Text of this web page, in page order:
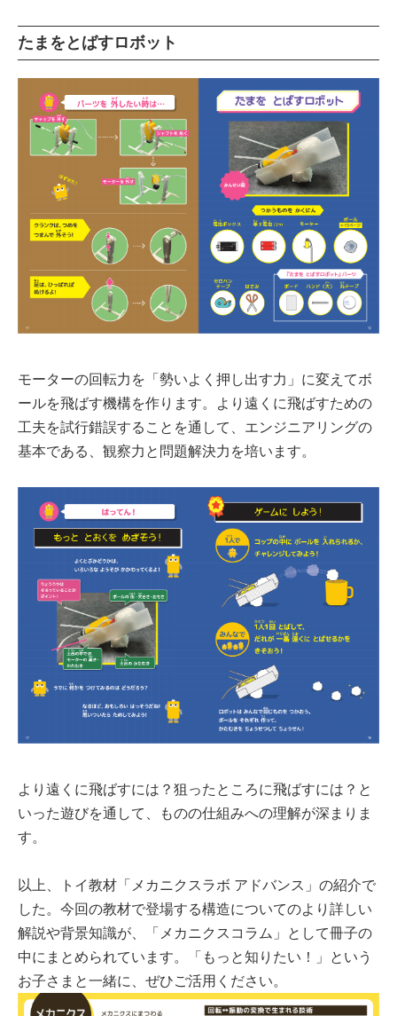
たまをとばすロボット
モーターの回転力を「勢いよく押し出す力」に変えてボ
ールを飛ばす機構を作ります。より遠くに飛ばすための
工夫を試行錯誤することを通して、エンジニアリングの
基本である、観察力と問題解決力を培います。
より遠くに飛ばすには？狙ったところに飛ばすには？と
いった遊びを通して、ものの仕組みへの理解が深まりま
す。
以上、トイ教材「メカニクスラボ アドバンス」の紹介で
した。今回の教材で登場する構造についてのより詳しい
解説や背景知識が、「メカニクスコラム」として冊子の
中にまとめられています。「もっと知りたい！」という
お子さまと一緒に、ぜひご活用ください。